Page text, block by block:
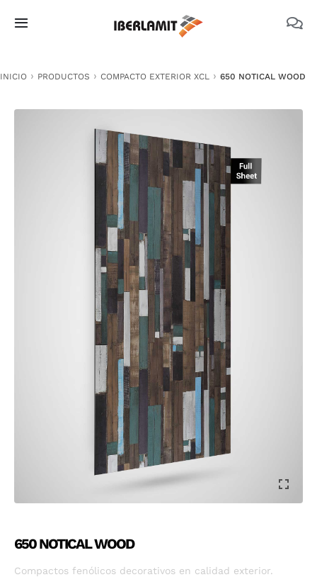
Toggle
NOSOTROS
DOCUMENTACIÓN TÉCNICA
INICIO PRODUCTOS COMPACTO EXTERIOR XCL 650 NOTICAL WOOD
650 NOTICAL WOOD
Compactos fenólicos decorativos en calidad exterior.